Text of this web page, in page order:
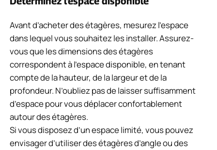
Avant d’acheter des étagères, mesurez l’espace
dans lequel vous souhaitez les installer. Assurez-
vous que les dimensions des étagères
correspondent à l’espace disponible, en tenant
compte de la hauteur, de la largeur et de la
profondeur. N’oubliez pas de laisser suffisamment
d’espace pour vous déplacer confortablement
autour des étagères.
Si vous disposez d’un espace limité, vous pouvez
envisager d’utiliser des étagères d’angle ou des